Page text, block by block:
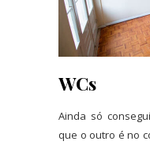
WCs
Ainda só
que o outro é no